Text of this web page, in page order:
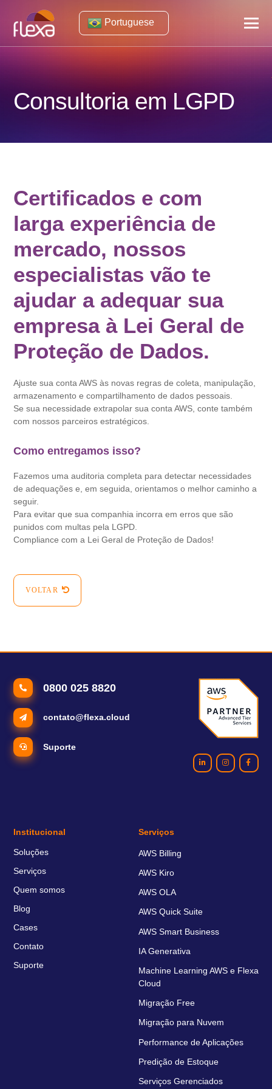
Portuguese
Consultoria em LGPD
Certificados e com
larga experiência de
mercado, nossos
especialistas vão te
ajudar a adequar sua
empresa à Lei Geral de
Proteção de Dados.
Ajuste sua conta AWS às novas regras de coleta, manipulação,
armazenamento e compartilhamento de dados pessoais.
Se sua necessidade extrapolar sua conta AWS, conte também
com nossos parceiros estratégicos.
Como entregamos isso?
Fazemos uma auditoria completa para detectar necessidades
de adequações e, em seguida, orientamos o melhor caminho a
seguir.
Para evitar que sua companhia incorra em erros que são
punidos com multas pela LGPD.
Compliance com a Lei Geral de Proteção de Dados!
VOLTAR
0800 025 8820
contato@flexa.cloud
Suporte
Institucional
Soluções
Serviços
Quem somos
Blog
Cases
Contato
Suporte
Serviços
AWS Billing
AWS Kiro
AWS OLA
AWS Quick Suite
AWS Smart Business
IA Generativa
Machine Learning AWS e Flexa
Cloud
Migração Free
Migração para Nuvem
Performance de Aplicações
Predição de Estoque
Serviços Gerenciados